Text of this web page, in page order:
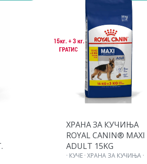
ХРАНА ЗА КУЧИЊА
ROYAL CANIN® MAXI
ADULT 15KG
· КУЧЕ · ХРАНА ЗА КУЧИЊА ·